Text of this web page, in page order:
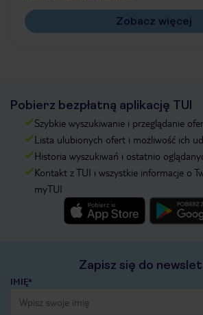
Zobacz więcej
Pobierz bezpłatną aplikację TUI
Szybkie wyszukiwanie i przeglądanie
Lista ulubionych ofert i możliwość ich
Historia wyszukiwań i ostatnio
Kontakt z TUI i wszystkie informacje o
myTUI
Zapisz się do
IMIĘ*